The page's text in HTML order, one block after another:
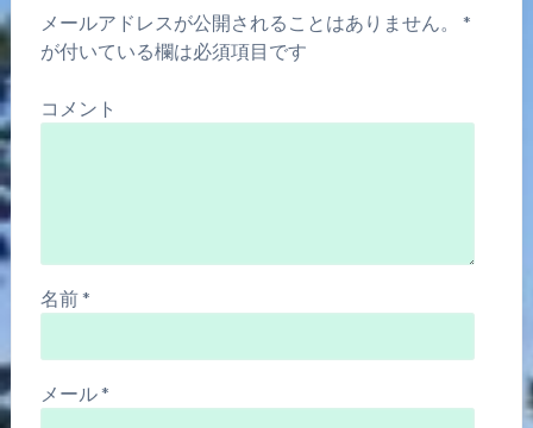
メールアドレスが公開されることはありません。
*
が付いている欄は必須項目です
コメント
名前*
メール*